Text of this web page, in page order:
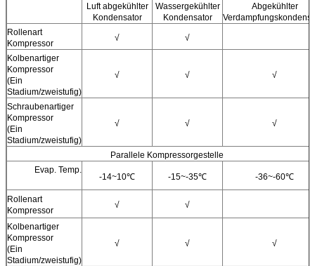
Luft abgekühlter
Kondensator
Wassergekühlter
Kondensator
Abgekühlter
Rollenart
Kompressor
√ √
Kolbenartiger
Kompressor
(Ein
Stadium/zweistufig)
√ √ √
Schraubenartiger
Kompressor
(Ein
Stadium/zweistufig)
√ √ √
Parallele Kompressorgestelle
Evap. Temp.
-14~10℃ -15~-35℃ -36~-60℃
Rollenart
Kompressor
√ √
Kolbenartiger
Kompressor
(Ein
Stadium/zweistufig)
√ √ √